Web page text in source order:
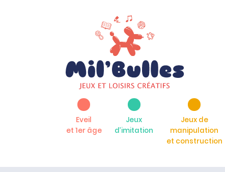
Eveil
et 1er âge
Jeux
d’imitation
Jeux de
manipulation
et construction